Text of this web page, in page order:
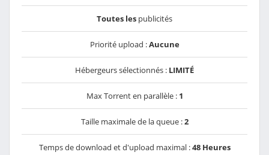
Toutes les publicités
Priorité upload :Aucune
Hébergeurs sélectionnés : LIMITÉ
Max Torrent en parallèle : 1
Taille maximale de la queue :2
Temps de download et d'upload maximal :48 Heures